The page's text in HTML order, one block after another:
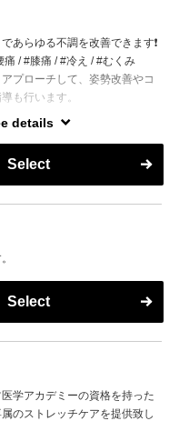
ストレッチを受けて、実感し
と言われた！身体が軽くなっ
日調子がいいんです！
域が広がりました！
るようになってきた！などな
お言葉と笑顔に支えられ、
あらゆる不調を改善できます❗️
/ #膝痛 / #冷え / #むくみ
プローチして、姿勢改善やコ
も行います。
details
Select
Select
学アカデミーの資格を持った
のストレッチケアを提供致し